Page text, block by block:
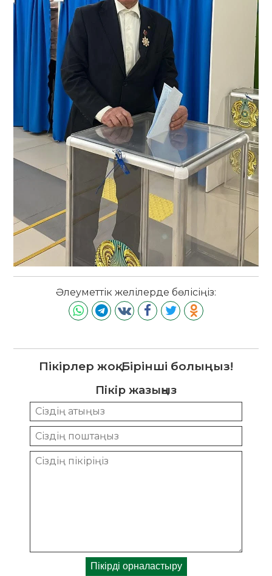
Әлеуметтік желілерде бөлісіңіз:
Пікірлер жоқ. Бірінші болыңыз!
Пікір жазыңыз